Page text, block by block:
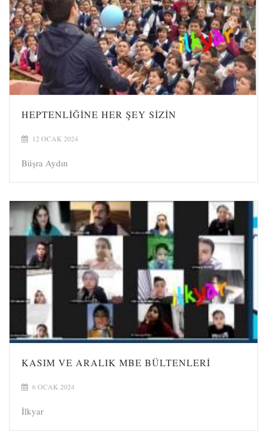
HEPTENLIĞINE HER ŞEY SIZIN
12 OCAK 2024
Büşra Aydın
KASIM VE ARALIK MBE BÜLTENLERI
6 OCAK 2024
İlkyar